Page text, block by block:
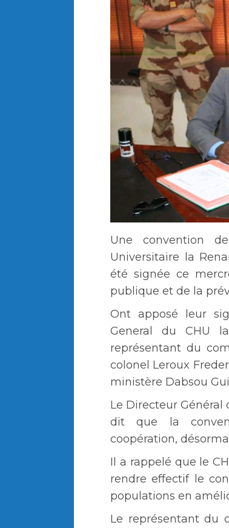
Une convention
Universitaire la
été signée ce
publique et de la
Ont apposé leur
General du CHU
représentant du
colonel Leroux
ministère Dabsou
Le Directeur Général
dit que la
coopération,
Il a rappelé que le
rendre effectif le
populations en
Le représentant du